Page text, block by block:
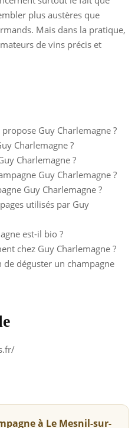
plus austères que
Mais dans la pratique,
de vins précis et
Guy Charlemagne ?
Charlemagne ?
Charlemagne ?
Guy Charlemagne ?
Guy Charlemagne ?
utilisés par Guy
est-il bio ?
chez Guy Charlemagne ?
déguster un champagne
à Le Mesnil-sur-